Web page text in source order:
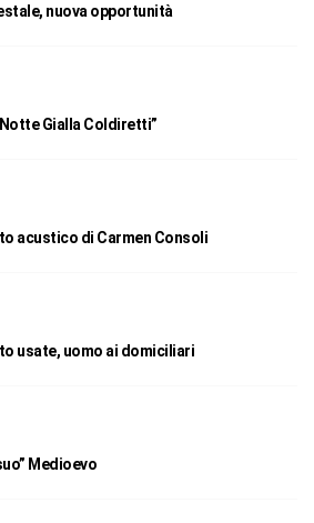
nuova opportunità
Gialla Coldiretti”
acustico di Carmen Consoli
usate, uomo ai domiciliari
Medioevo